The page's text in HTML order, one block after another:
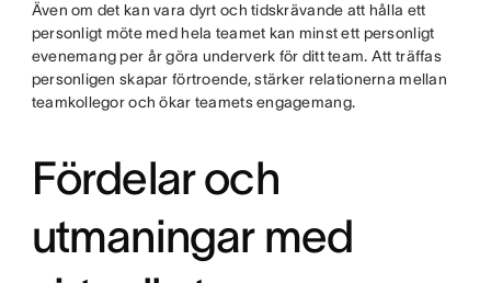
Även om det kan vara dyrt och tidskrävande att hålla ett
personligt möte med hela teamet kan minst ett personligt
evenemang per år göra underverk för ditt team. Att träffas
personligen skapar förtroende, stärker relationerna mellan
teamkollegor och ökar teamets engagemang.
Fördelar och
utmaningar med